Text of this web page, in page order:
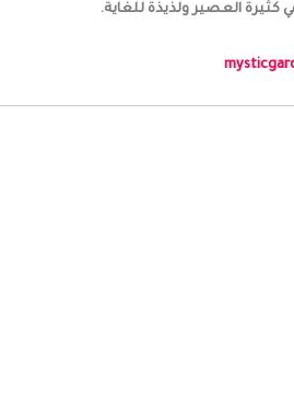
كثيرة العصير ولذيذة للغاية.